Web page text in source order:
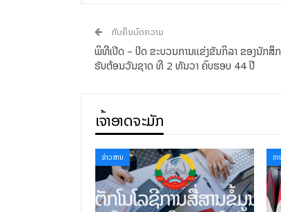
ກັບຄືນບົດຄວາມ
ພິທີເປີດ – ປິດ ຂະບວນການແຂ່ງຂັນກິລາ ຂອງນັກສຶ
ຮັບຕ້ອນວັນຊາດ ທີ 2 ທັນວາ ຄົບຮອບ 44 ປີ
ເຈົ້າອາດຈະມັກ
ຂ່າວສານ ກ